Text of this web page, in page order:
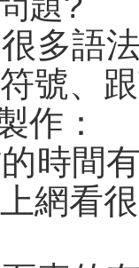
多語
號、
作：
時間
網看